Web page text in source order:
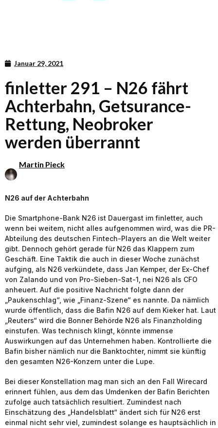
Januar 29, 2021
finletter 291 – N26 fährt
Achterbahn, Getsurance-
Rettung, Neobroker
werden überrannt
Martin Pieck
N26 auf der Achterbahn
Die Smartphone-Bank N26 ist Dauergast im finletter, auch
wenn bei weitem, nicht alles aufgenommen wird, was die PR-
Abteilung des deutschen Fintech-Players an die Welt weiter
gibt. Dennoch gehört gerade für N26 das Klappern zum
Geschäft. Eine Taktik die auch in dieser Woche zunächst
aufging, als N26 verkündete, dass Jan Kemper, der Ex-Chef
von Zalando und von Pro-Sieben-Sat-1, nei N26 als CFO
anheuert. Auf die positive Nachricht folgte dann der
„Paukenschlag“, wie „Finanz-Szene“ es nannte. Da nämlich
wurde öffentlich, dass die Bafin N26 auf dem Kieker hat. Laut
„Reuters“ wird die Bonner Behörde N26 als Finanzholding
einstufen. Was technisch klingt, könnte immense
Auswirkungen auf das Unternehmen haben. Kontrollierte die
Bafin bisher nämlich nur die Banktochter, nimmt sie künftig
den gesamten N26-Konzern unter die Lupe.
Bei dieser Konstellation mag man sich an den Fall Wirecard
erinnert fühlen, aus dem das Umdenken der Bafin Berichten
zufolge auch tatsächlich resultiert. Zumindest nach
Einschätzung des „Handelsblatt“ ändert sich für N26 erst
einmal nicht sehr viel, zumindest solange es hauptsächlich in